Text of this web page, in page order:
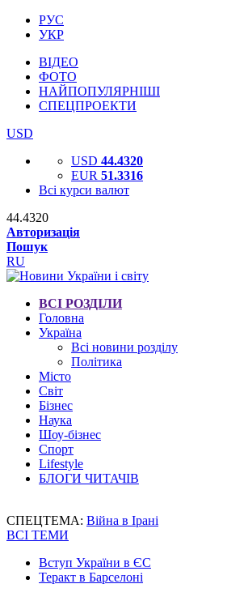
РУС
УКР
ВІДЕО
ФОТО
НАЙПОПУЛЯРНІШІ
СПЕЦПРОЕКТИ
USD
USD 44.4320
EUR 51.3316
Всі курси валют
44.4320
Авторизація
Пошук
RU
ВСІ РОЗДІЛИ
Головна
Україна
Всі новини розділу
Політика
Місто
Світ
Бізнес
Наука
Шоу-бізнес
Спорт
Lifestyle
БЛОГИ ЧИТАЧІВ
СПЕЦТЕМА: Війна в Ірані
ВСІ ТЕМИ
Вступ України в ЄС
Теракт в Барселоні